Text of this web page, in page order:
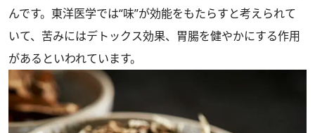
んです。東洋医学では“味”が効能をもたらすと考えられて
いて、苦みにはデトックス効果、胃腸を健やかにする作用
があるといわれています。